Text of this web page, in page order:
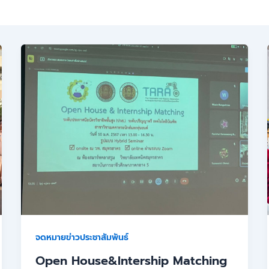
จดหมายข่าวประชาสัมพันธ์
Open House&Intership Matching